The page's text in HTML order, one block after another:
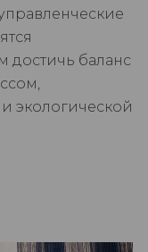
баланс
экологической